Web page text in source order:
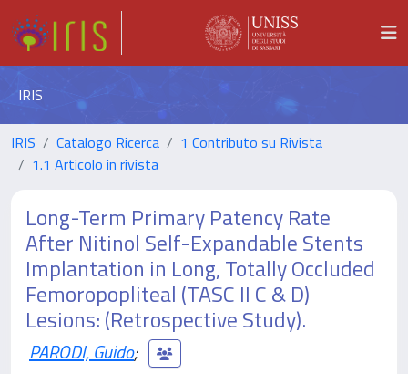
IRIS
IRIS Catalogo Ricerca
1 Contributo su Rivista
1.1 Articolo in rivista
Long-Term Primary Patency Rate
After Nitinol Self-Expandable Stents
Implantation in Long, Totally Occluded
Femoropopliteal (TASC II C & D)
Lesions: (Retrospective Study).
PARODI, Guido;